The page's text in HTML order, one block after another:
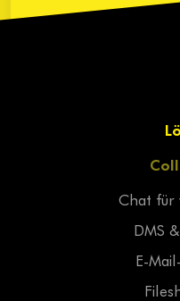
Chat für
DMS
E-